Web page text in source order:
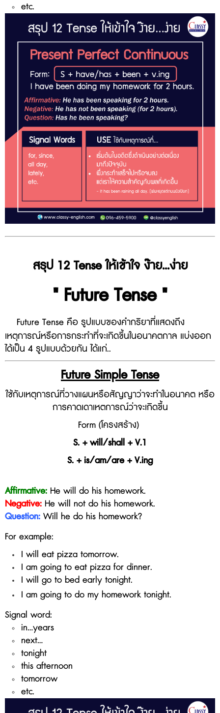
etc.
สรุป 12 Tense ให้เข้าใจ ง๊าย...ง่าย
" Future Tense "
Future Tense คือ รูปแบบของคำกริยาที่แสดงถึง
เหตุการณ์หรือการกระทำที่จะเกิดขึ้นในอนาคตกาล แบ่งออก
ได้เป็น 4 รูปแบบด้วยกัน ได้แก่..
Future Simple Tense
ใช้กับเหตุการณ์ที่วางแผนหรือสัญญาว่าจะทำในอนาคต หรือ
การคาดเดาเหตการณ์ว่าจะเกิดขึ้น
Form (โครงสร้าง)
S. + will/shall + V.1
S. + is/am/are + V.ing
Affirmative: He will do his homework.
Negative: He will not do his homework.
Question: Will he do his homework?
For example:
I will eat pizza tomorrow.
I am going to eat pizza for dinner.
I will go to bed early tonight.
I am going to do my homework tonight.
Signal word:
in...years
next...
tonight
this afternoon
tomorrow
etc.